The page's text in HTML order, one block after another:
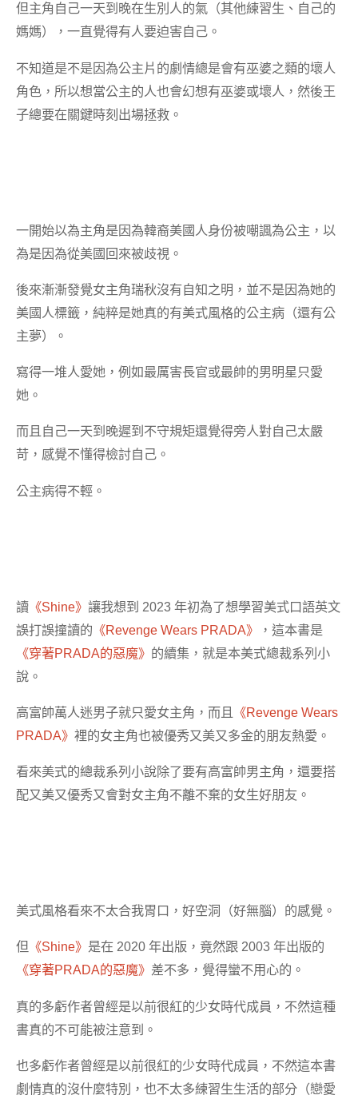
但主角自己一天到晚在生別人的氣（其他練習生、自己的
媽媽），一直覺得有人要迫害自己。
不知道是不是因為公主片的劇情總是會有巫婆之類的壞人
角色，所以想當公主的人也會幻想有巫婆或壞人，然後王
子總要在關鍵時刻出場拯救。
一開始以為主角是因為韓裔美國人身份被嘲諷為公主，以
為是因為從美國回來被歧視。
後來漸漸發覺女主角瑞秋沒有自知之明，並不是因為她的
美國人標籤，純粹是她真的有美式風格的公主病（還有公
主夢）。
寫得一堆人愛她，例如最厲害長官或最帥的男明星只愛
她。
而且自己一天到晚遲到不守規矩還覺得旁人對自己太嚴
苛，感覺不懂得檢討自己。
公主病得不輕。
讀 《Shine》讓我想到 2023 年初為了想學習美式口語英文
誤打誤撞讀的 《Revenge Wears PRADA》
，這本書是
《穿著PRADA的惡魔》 的續集，就是本美式總裁系列小
說。
高富帥萬人迷男子就只愛女主角，而且
《Revenge Wears
PRADA》裡的女主角也被優秀又美又多金的朋友熱愛。
看來美式的總裁系列小說除了要有高富帥男主角，還要搭
配又美又優秀又會對女主角不離不棄的女生好朋友。
美式風格看來不太合我胃口，好空洞（好無腦）的感覺。
但 《Shine》 是在 2020 年出版，竟然跟 2003 年出版的
《穿著PRADA的惡魔》 差不多，覺得蠻不用心的。
真的多虧作者曾經是以前很紅的少女時代成員，不然這種
書真的不可能被注意到。
也多虧作者曾經是以前很紅的少女時代成員，不然這本書
劇情真的沒什麼特別，也不太多練習生生活的部分（戀愛